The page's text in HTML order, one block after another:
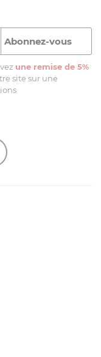
une remise de 5%
site sur une